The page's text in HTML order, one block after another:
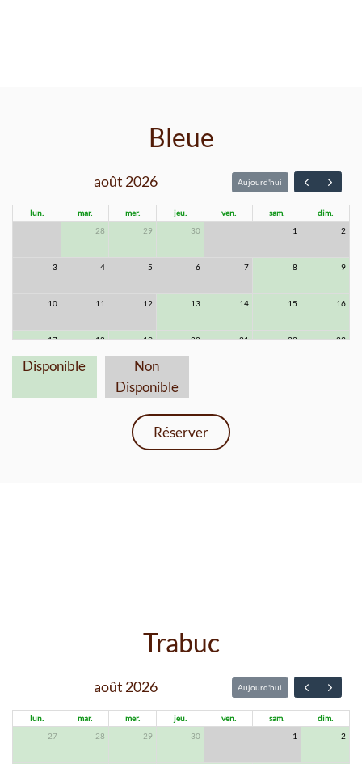
Bleue
août 2026 Aujourd'hui
lun. mar. mer. jeu. ven. sam.
dim.
28 29 30 1 2
3 4 5 6 7 8 9
10 11 12 13 14 15 16
17 18 19 20 21 22 23
2 3
Disponible
Non
Disponible
Réserver
Trabuc
août 2026 Aujourd'hui
lun. mar. mer. jeu. ven. sam.
dim.
27
28 29 30 1 2